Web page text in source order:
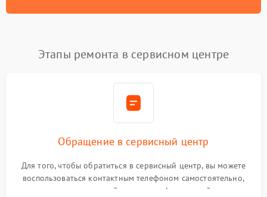
Этапы ремонта в сервисном центре
Обращение в сервисный центр
Для того, чтобы обратиться в сервисный центр, вы можете
воспользоваться контактным телефоном самостоятельно,
или оставить свой номер телефона на сайте